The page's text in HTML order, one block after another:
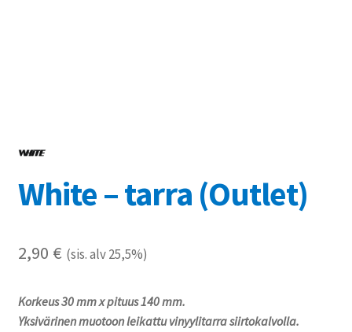
Tietoa meistä
Kassa
White – tarra (Outlet)
2,90 € (sis. alv 25,5%)
Korkeus 30 mm x pituus 140 mm.
Yksivärinen muotoon leikattu vinyylitarra siirtokalvolla.